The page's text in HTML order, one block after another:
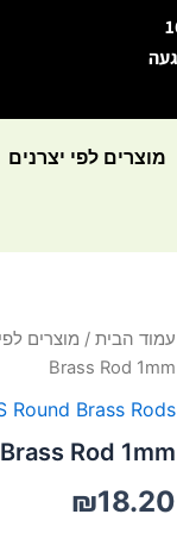
מוצרים לפי יצרנים
עמוד הבית / מוצרים
Brass Rod 1mm
Round Brass Rods
Rod 1mm
₪18.20